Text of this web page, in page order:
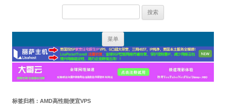
搜
菜单
正
文
标签归档： AMD高性能便宜VPS